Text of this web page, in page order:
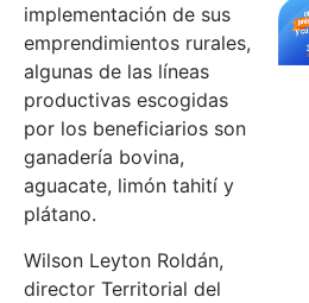
implementación de sus
emprendimientos rurales,
algunas de las líneas
productivas escogidas
por los beneficiarios son
ganadería bovina,
aguacate, limón tahití y
plátano.
Wilson Leyton Roldán,
director Territorial del